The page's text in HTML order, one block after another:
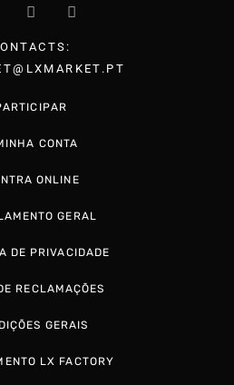
DE PRIVACIDADE
RECLAMAÇÕES
GERAIS
LX FACTORY
CONTA
ONLINE
GERAL